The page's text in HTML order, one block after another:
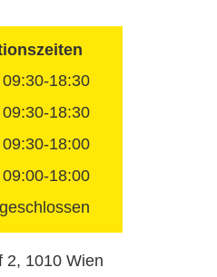
09:30-18:30
09:30-18:30
09:30-18:00
09:00-18:00
geschlossen
2, 1010 Wien